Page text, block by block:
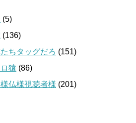
(5)
(136)
ちタッグだろ (151)
猿 (86)
仏様視聴者様 (201)